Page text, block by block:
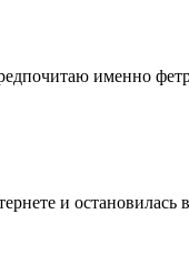
именно
и